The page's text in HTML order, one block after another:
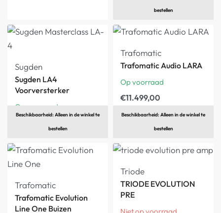
bestellen
Sugden
Sugden LA4
Voorversterker
Op voorraad
Beschikbaarheid: Alleen in de winkel te
bestellen
Trafomatic
Trafomatic Audio LARA
Op voorraad
€11.499,00
Beschikbaarheid: Alleen in de winkel te
bestellen
Trafomatic
Trafomatic Evolution
Line One Buizen
Triode
TRIODE EVOLUTION
PRE
Niet op voorraad